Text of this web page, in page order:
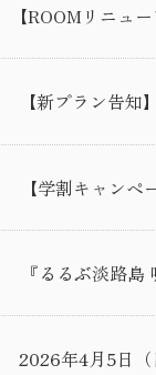
【ROOMリニュ
【新プラン告
【学割キャン
『るるぶ淡路
2026年4月5日